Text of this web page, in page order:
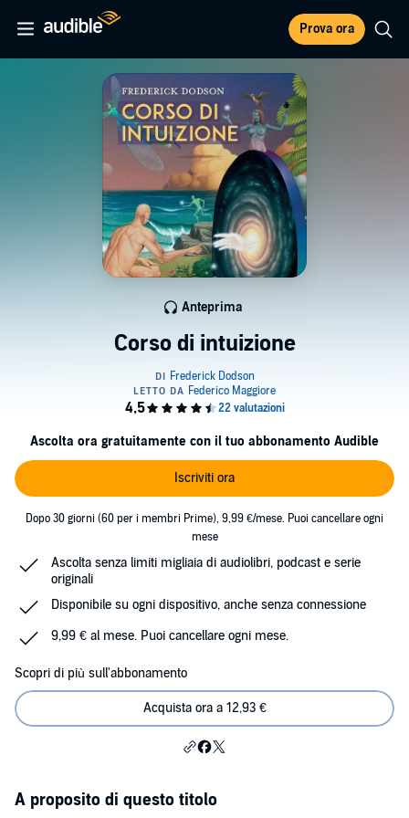
Prova ora
Corso di intuizione
Anteprima
Ascolta ora gratuitamente con il tuo abbonamento Audible
Iscriviti ora
Dopo 30 giorni (60 per i membri Prime), 9,99 €/mese. Puoi cancellare ogni
mese
Ascolta senza limiti migliaia di audiolibri, podcast e serie
originali
Disponibile su ogni dispositivo, anche senza connessione
9,99 € al mese. Puoi cancellare ogni mese.
Scopri di più sull'abbonamento
Acquista ora a 12,93 €
A proposito di questo titolo